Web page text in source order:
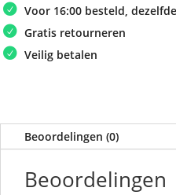
Voor 16:00 besteld,
Gratis retourneren
Veilig betalen
Beoordelingen (0)
Beoordelingen